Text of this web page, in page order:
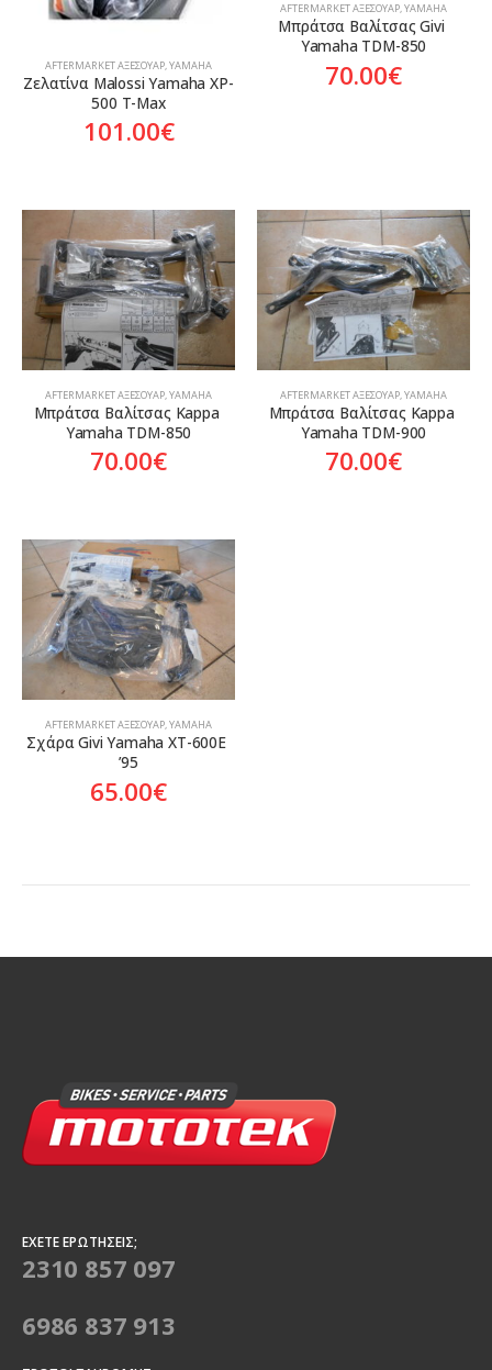
AFTERMARKET ΑΞΕΣΟΥΆΡ,YAMAHA
Ζελατίνα Malossi Yamaha XP-
500 T-Max
101.00€
AFTERMARKET ΑΞΕΣΟΥΆΡ,YAMAHA
Μπράτσα Βαλίτσας Givi
Yamaha TDM-850
70.00€
AFTERMARKET ΑΞΕΣΟΥΆΡ,YAMAHA
Μπράτσα Βαλίτσας Kappa
Yamaha TDM-850
70.00€
AFTERMARKET ΑΞΕΣΟΥΆΡ,YAMAHA
Μπράτσα Βαλίτσας Kappa
Yamaha TDM-900
70.00€
AFTERMARKET ΑΞΕΣΟΥΆΡ,YAMAHA
Σχάρα Givi Yamaha XT-600E
’95
65.00€
ΈΧΕΤΕ ΕΡΩΤΉΣΕΙΣ;
2310 857 097
6986 837 913